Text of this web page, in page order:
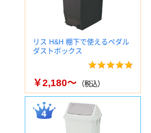
リス H&H 棚下で使えるペダル
ダストボックス
￥2,180～ （税込）